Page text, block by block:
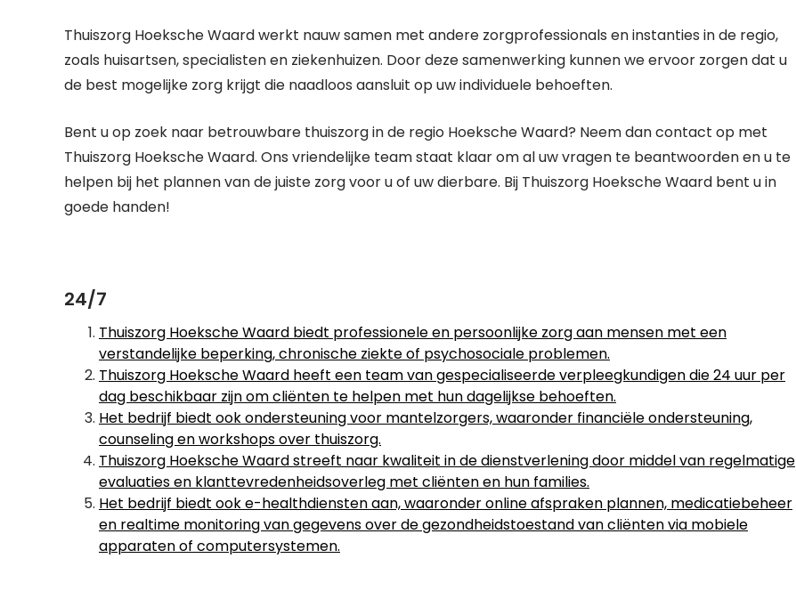
Thuiszorg Hoeksche Waard werkt nauw samen met andere zorgprofessionals en instanties in de regio,
zoals huisartsen, specialisten en ziekenhuizen. Door deze samenwerking kunnen we ervoor zorgen dat u
de best mogelijke zorg krijgt die naadloos aansluit op uw individuele behoeften.
Bent u op zoek naar betrouwbare thuiszorg in de regio Hoeksche Waard? Neem dan contact op met
Thuiszorg Hoeksche Waard. Ons vriendelijke team staat klaar om al uw vragen te beantwoorden en u te
helpen bij het plannen van de juiste zorg voor u of uw dierbare. Bij Thuiszorg Hoeksche Waard bent u in
goede handen!
24/7
Thuiszorg Hoeksche Waard biedt professionele en persoonlijke zorg aan mensen met een
verstandelijke beperking, chronische ziekte of psychosociale problemen.
Thuiszorg Hoeksche Waard heeft een team van gespecialiseerde verpleegkundigen die 24 uur per
dag beschikbaar zijn om cliënten te helpen met hun dagelijkse behoeften.
Het bedrijf biedt ook ondersteuning voor mantelzorgers, waaronder financiële ondersteuning,
counseling en workshops over thuiszorg.
Thuiszorg Hoeksche Waard streeft naar kwaliteit in de dienstverlening door middel van regelmatige
evaluaties en klanttevredenheidsoverleg met cliënten en hun families.
Het bedrijf biedt ook e-healthdiensten aan, waaronder online afspraken plannen, medicatiebeheer
en realtime monitoring van gegevens over de gezondheidstoestand van cliënten via mobiele
apparaten of computersystemen.